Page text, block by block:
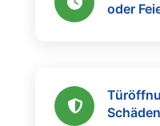
oder
Schäden